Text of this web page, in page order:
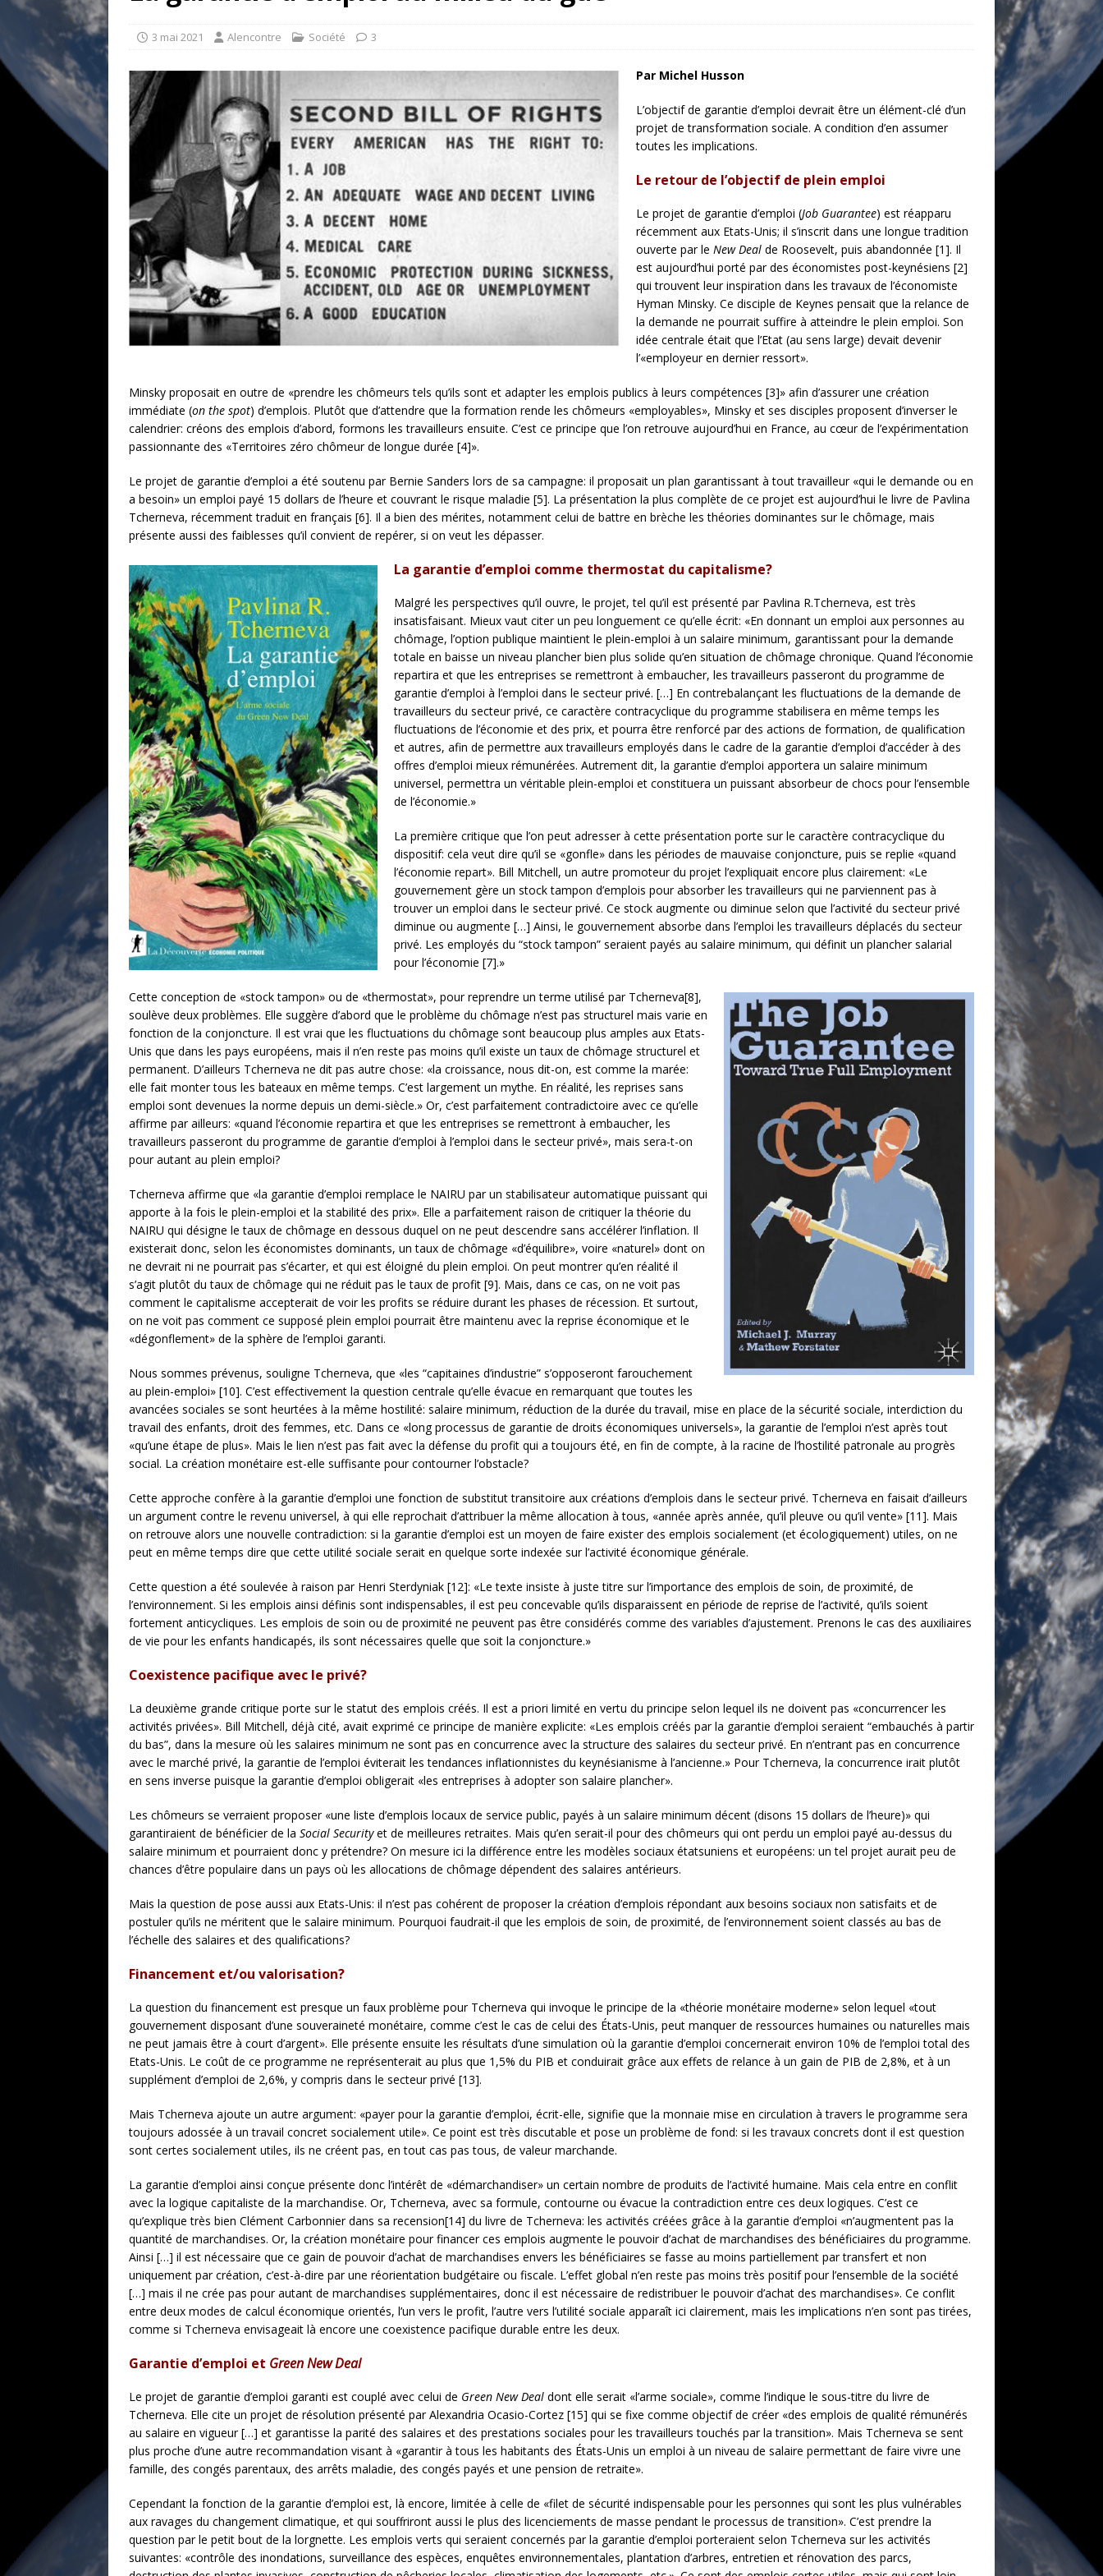
«Le discours de Trump sur la “fraude électorale” était une blague de mauvais
goût… et une menace»
ETATS-UNIS
[ 14 juin 2020 ]
* LA UNE
3 mai 2021 Alencontre Société 3
Par Michel Husson
L’objectif de garantie d’emploi devrait être un élément-clé d’un
projet de transformation sociale. A condition d’en assumer
toutes les implications.
Le retour de l’objectif de plein emploi
Le projet de garantie d’emploi (Job Guarantee) est réapparu
récemment aux Etats-Unis; il s’inscrit dans une longue tradition
ouverte par le New Deal de Roosevelt, puis abandonnée [1]. Il
est aujourd’hui porté par des économistes post-keynésiens [2]
qui trouvent leur inspiration dans les travaux de l’économiste
Hyman Minsky. Ce disciple de Keynes pensait que la relance de
la demande ne pourrait suffire à atteindre le plein emploi. Son
idée centrale était que l’Etat (au sens large) devait devenir
l’«employeur en dernier ressort».
Minsky proposait en outre de «prendre les chômeurs tels qu’ils sont et adapter les emplois publics à leurs compétences [3]» afin d’assurer une création
immédiate (on the spot) d’emplois. Plutôt que d’attendre que la formation rende les chômeurs «employables», Minsky et ses disciples proposent d’inverser le
calendrier: créons des emplois d’abord, formons les travailleurs ensuite. C’est ce principe que l’on retrouve aujourd’hui en France, au cœur de l’expérimentation
passionnante des «Territoires zéro chômeur de longue durée [4]».
Le projet de garantie d’emploi a été soutenu par Bernie Sanders lors de sa campagne: il proposait un plan garantissant à tout travailleur «qui le demande ou en
a besoin» un emploi payé 15 dollars de l’heure et couvrant le risque maladie [5]. La présentation la plus complète de ce projet est aujourd’hui le livre de Pavlina
Tcherneva, récemment traduit en français [6]. Il a bien des mérites, notamment celui de battre en brèche les théories dominantes sur le chômage, mais
présente aussi des faiblesses qu’il convient de repérer, si on veut les dépasser.
La garantie d’emploi comme thermostat du capitalisme?
Malgré les perspectives qu’il ouvre, le projet, tel qu’il est présenté par Pavlina R.Tcherneva, est très
insatisfaisant. Mieux vaut citer un peu longuement ce qu’elle écrit: «En donnant un emploi aux personnes au
chômage, l’option publique maintient le plein-emploi à un salaire minimum, garantissant pour la demande
totale en baisse un niveau plancher bien plus solide qu’en situation de chômage chronique. Quand l’économie
repartira et que les entreprises se remettront à embaucher, les travailleurs passeront du programme de
garantie d’emploi à l’emploi dans le secteur privé. […] En contrebalançant les fluctuations de la demande de
travailleurs du secteur privé, ce caractère contracyclique du programme stabilisera en même temps les
fluctuations de l’économie et des prix, et pourra être renforcé par des actions de formation, de qualification
et autres, afin de permettre aux travailleurs employés dans le cadre de la garantie d’emploi d’accéder à des
offres d’emploi mieux rémunérées. Autrement dit, la garantie d’emploi apportera un salaire minimum
universel, permettra un véritable plein-emploi et constituera un puissant absorbeur de chocs pour l’ensemble
de l’économie.»
La première critique que l’on peut adresser à cette présentation porte sur le caractère contracyclique du
dispositif: cela veut dire qu’il se «gonfle» dans les périodes de mauvaise conjoncture, puis se replie «quand
l’économie repart». Bill Mitchell, un autre promoteur du projet l’expliquait encore plus clairement: «Le
gouvernement gère un stock tampon d’emplois pour absorber les travailleurs qui ne parviennent pas à
trouver un emploi dans le secteur privé. Ce stock augmente ou diminue selon que l’activité du secteur privé
diminue ou augmente […] Ainsi, le gouvernement absorbe dans l’emploi les travailleurs déplacés du secteur
privé. Les employés du “stock tampon” seraient payés au salaire minimum, qui définit un plancher salarial
pour l’économie [7].»
Cette conception de «stock tampon» ou de «thermostat», pour reprendre un terme utilisé par Tcherneva[8],
soulève deux problèmes. Elle suggère d’abord que le problème du chômage n’est pas structurel mais varie en
fonction de la conjoncture. Il est vrai que les fluctuations du chômage sont beaucoup plus amples aux Etats-
Unis que dans les pays européens, mais il n’en reste pas moins qu’il existe un taux de chômage structurel et
permanent. D’ailleurs Tcherneva ne dit pas autre chose: «la croissance, nous dit-on, est comme la marée:
elle fait monter tous les bateaux en même temps. C’est largement un mythe. En réalité, les reprises sans
emploi sont devenues la norme depuis un demi-siècle.» Or, c’est parfaitement contradictoire avec ce qu’elle
affirme par ailleurs: «quand l’économie repartira et que les entreprises se remettront à embaucher, les
travailleurs passeront du programme de garantie d’emploi à l’emploi dans le secteur privé», mais sera-t-on
pour autant au plein emploi?
Tcherneva affirme que «la garantie d’emploi remplace le NAIRU par un stabilisateur automatique puissant qui
apporte à la fois le plein-emploi et la stabilité des prix». Elle a parfaitement raison de critiquer la théorie du
NAIRU qui désigne le taux de chômage en dessous duquel on ne peut descendre sans accélérer l’inflation. Il
existerait donc, selon les économistes dominants, un taux de chômage «d’équilibre», voire «naturel» dont on
ne devrait ni ne pourrait pas s’écarter, et qui est éloigné du plein emploi. On peut montrer qu’en réalité il
s’agit plutôt du taux de chômage qui ne réduit pas le taux de profit [9]. Mais, dans ce cas, on ne voit pas
comment le capitalisme accepterait de voir les profits se réduire durant les phases de récession. Et surtout,
on ne voit pas comment ce supposé plein emploi pourrait être maintenu avec la reprise économique et le
«dégonflement» de la sphère de l’emploi garanti.
Nous sommes prévenus, souligne Tcherneva, que «les “capitaines d’industrie” s’opposeront farouchement
au plein-emploi» [10]. C’est effectivement la question centrale qu’elle évacue en remarquant que toutes les
avancées sociales se sont heurtées à la même hostilité: salaire minimum, réduction de la durée du travail, mise en place de la sécurité sociale, interdiction du
travail des enfants, droit des femmes, etc. Dans ce «long processus de garantie de droits économiques universels», la garantie de l’emploi n’est après tout
«qu’une étape de plus». Mais le lien n’est pas fait avec la défense du profit qui a toujours été, en fin de compte, à la racine de l’hostilité patronale au progrès
social. La création monétaire est-elle suffisante pour contourner l’obstacle?
Cette approche confère à la garantie d’emploi une fonction de substitut transitoire aux créations d’emplois dans le secteur privé. Tcherneva en faisait d’ailleurs
un argument contre le revenu universel, à qui elle reprochait d’attribuer la même allocation à tous, «année après année, qu’il pleuve ou qu’il vente» [11]. Mais
on retrouve alors une nouvelle contradiction: si la garantie d’emploi est un moyen de faire exister des emplois socialement (et écologiquement) utiles, on ne
peut en même temps dire que cette utilité sociale serait en quelque sorte indexée sur l’activité économique générale.
Cette question a été soulevée à raison par Henri Sterdyniak [12]: «Le texte insiste à juste titre sur l’importance des emplois de soin, de proximité, de
l’environnement. Si les emplois ainsi définis sont indispensables, il est peu concevable qu’ils disparaissent en période de reprise de l’activité, qu’ils soient
fortement anticycliques. Les emplois de soin ou de proximité ne peuvent pas être considérés comme des variables d’ajustement. Prenons le cas des auxiliaires
de vie pour les enfants handicapés, ils sont nécessaires quelle que soit la conjoncture.»
Coexistence pacifique avec le privé?
La deuxième grande critique porte sur le statut des emplois créés. Il est a priori limité en vertu du principe selon lequel ils ne doivent pas «concurrencer les
activités privées». Bill Mitchell, déjà cité, avait exprimé ce principe de manière explicite: «Les emplois créés par la garantie d’emploi seraient “embauchés à partir
du bas”, dans la mesure où les salaires minimum ne sont pas en concurrence avec la structure des salaires du secteur privé. En n’entrant pas en concurrence
avec le marché privé, la garantie de l’emploi éviterait les tendances inflationnistes du keynésianisme à l’ancienne.» Pour Tcherneva, la concurrence irait plutôt
en sens inverse puisque la garantie d’emploi obligerait «les entreprises à adopter son salaire plancher».
Les chômeurs se verraient proposer «une liste d’emplois locaux de service public, payés à un salaire minimum décent (disons 15 dollars de l’heure)» qui
garantiraient de bénéficier de la Social Securityet de meilleures retraites. Mais qu’en serait-il pour des chômeurs qui ont perdu un emploi payé au-dessus du
salaire minimum et pourraient donc y prétendre? On mesure ici la différence entre les modèles sociaux étatsuniens et européens: un tel projet aurait peu de
chances d’être populaire dans un pays où les allocations de chômage dépendent des salaires antérieurs.
Mais la question de pose aussi aux Etats-Unis: il n’est pas cohérent de proposer la création d’emplois répondant aux besoins sociaux non satisfaits et de
postuler qu’ils ne méritent que le salaire minimum. Pourquoi faudrait-il que les emplois de soin, de proximité, de l’environnement soient classés au bas de
l’échelle des salaires et des qualifications?
Financement et/ou valorisation?
La question du financement est presque un faux problème pour Tcherneva qui invoque le principe de la «théorie monétaire moderne» selon lequel «tout
gouvernement disposant d’une souveraineté monétaire, comme c’est le cas de celui des États-Unis, peut manquer de ressources humaines ou naturelles mais
ne peut jamais être à court d’argent». Elle présente ensuite les résultats d’une simulation où la garantie d’emploi concernerait environ 10% de l’emploi total des
Etats-Unis. Le coût de ce programme ne représenterait au plus que 1,5% du PIB et conduirait grâce aux effets de relance à un gain de PIB de 2,8%, et à un
supplément d’emploi de 2,6%, y compris dans le secteur privé [13].
Mais Tcherneva ajoute un autre argument: «payer pour la garantie d’emploi, écrit-elle, signifie que la monnaie mise en circulation à travers le programme sera
toujours adossée à un travail concret socialement utile». Ce point est très discutable et pose un problème de fond: si les travaux concrets dont il est question
sont certes socialement utiles, ils ne créent pas, en tout cas pas tous, de valeur marchande.
La garantie d’emploi ainsi conçue présente donc l’intérêt de «démarchandiser» un certain nombre de produits de l’activité humaine. Mais cela entre en conflit
avec la logique capitaliste de la marchandise. Or, Tcherneva, avec sa formule, contourne ou évacue la contradiction entre ces deux logiques. C’est ce
qu’explique très bien Clément Carbonnier dans sa recension[14] du livre de Tcherneva: les activités créées grâce à la garantie d’emploi «n’augmentent pas la
quantité de marchandises. Or, la création monétaire pour financer ces emplois augmente le pouvoir d’achat de marchandises des bénéficiaires du programme.
Ainsi […] il est nécessaire que ce gain de pouvoir d’achat de marchandises envers les bénéficiaires se fasse au moins partiellement par transfert et non
uniquement par création, c’est-à-dire par une réorientation budgétaire ou fiscale. L’effet global n’en reste pas moins très positif pour l’ensemble de la société
[…] mais il ne crée pas pour autant de marchandises supplémentaires, donc il est nécessaire de redistribuer le pouvoir d’achat des marchandises». Ce conflit
entre deux modes de calcul économique orientés, l’un vers le profit, l’autre vers l’utilité sociale apparaît ici clairement, mais les implications n’en sont pas tirées,
comme si Tcherneva envisageait là encore une coexistence pacifique durable entre les deux.
Garantie d’emploi et Green New Deal
Le projet de garantie d’emploi garanti est couplé avec celui de Green New Deal dont elle serait «l’arme sociale», comme l’indique le sous-titre du livre de
Tcherneva. Elle cite un projet de résolution présenté par Alexandria Ocasio-Cortez [15] qui se fixe comme objectif de créer «des emplois de qualité rémunérés
au salaire en vigueur […] et garantisse la parité des salaires et des prestations sociales pour les travailleurs touchés par la transition». Mais Tcherneva se sent
plus proche d’une autre recommandation visant à «garantir à tous les habitants des États-Unis un emploi à un niveau de salaire permettant de faire vivre une
famille, des congés parentaux, des arrêts maladie, des congés payés et une pension de retraite».
Cependant la fonction de la garantie d’emploi est, là encore, limitée à celle de «filet de sécurité indispensable pour les personnes qui sont les plus vulnérables
aux ravages du changement climatique, et qui souffriront aussi le plus des licenciements de masse pendant le processus de transition». C’est prendre la
question par le petit bout de la lorgnette. Les emplois verts qui seraient concernés par la garantie d’emploi porteraient selon Tcherneva sur les activités
suivantes: «contrôle des inondations, surveillance des espèces, enquêtes environnementales, plantation d’arbres, entretien et rénovation des parcs,